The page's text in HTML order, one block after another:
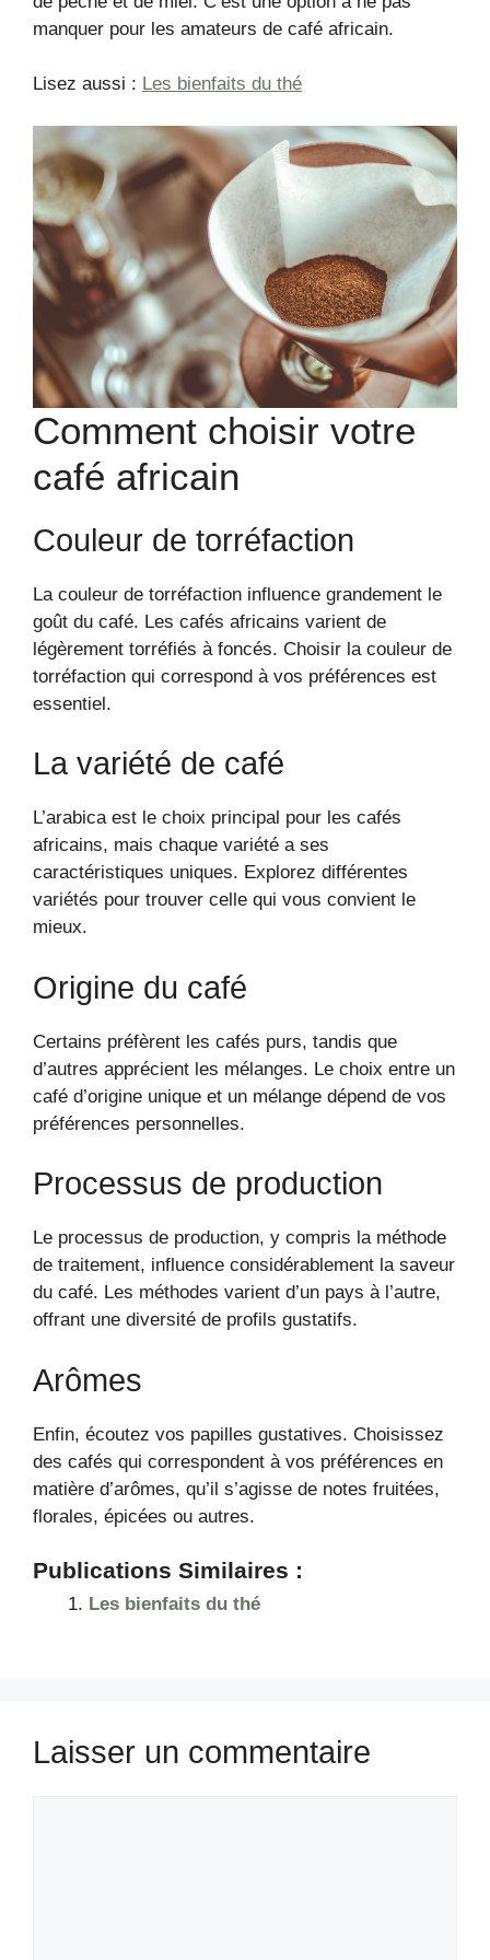
manquer pour les amateurs de café africain.
Lisez aussi : Les bienfaits du thé
Comment choisir votre
café africain
Couleur de torréfaction
La couleur de torréfaction influence grandement le
goût du café. Les cafés africains varient de
légèrement torréfiés à foncés. Choisir la couleur de
torréfaction qui correspond à vos préférences est
essentiel.
La variété de café
L’arabica est le choix principal pour les cafés
africains, mais chaque variété a ses
caractéristiques uniques. Explorez différentes
variétés pour trouver celle qui vous convient le
mieux.
Origine du café
Certains préfèrent les cafés purs, tandis que
d’autres apprécient les mélanges. Le choix entre un
café d’origine unique et un mélange dépend de vos
préférences personnelles.
Processus de production
Le processus de production, y compris la méthode
de traitement, influence considérablement la saveur
du café. Les méthodes varient d’un pays à l’autre,
offrant une diversité de profils gustatifs.
Arômes
Enfin, écoutez vos papilles gustatives. Choisissez
des cafés qui correspondent à vos préférences en
matière d’arômes, qu’il s’agisse de notes fruitées,
florales, épicées ou autres.
Publications Similaires :
Les bienfaits du thé
Laisser un commentaire